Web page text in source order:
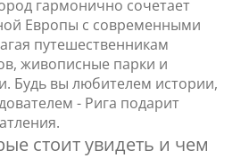
гармонично сочетает
Европы с современными
путешественникам
живописные парки и
Будь вы любителем истории,
- Рига подарит
стоит увидеть и чем